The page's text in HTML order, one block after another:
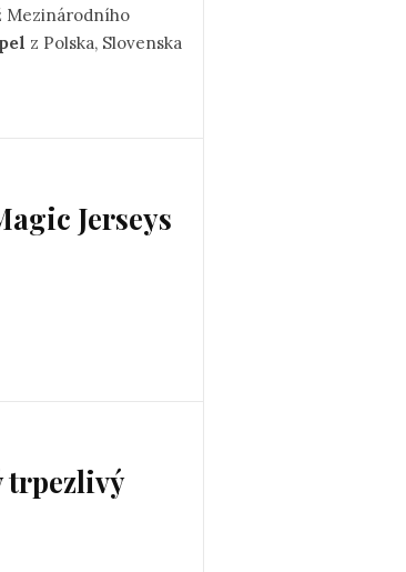
Mezinárodního
z Polska, Slovenska
Jerseys
trpezlivý